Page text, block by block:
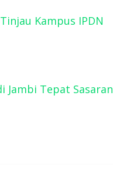
Kampus IPDN
Jambi Tepat Sasaran